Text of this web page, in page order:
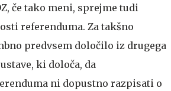
če tako meni, sprejme tudi
referenduma. Za takšno
predvsem določilo iz drugega
ki določa, da
ni dopustno razpisati o